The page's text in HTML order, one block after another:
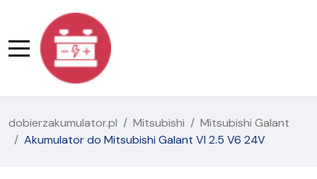
dobierzakumulator.pl Mitsubishi
Mitsubishi Galant
Akumulator do Mitsubishi Galant VI 2.5 V6 24V